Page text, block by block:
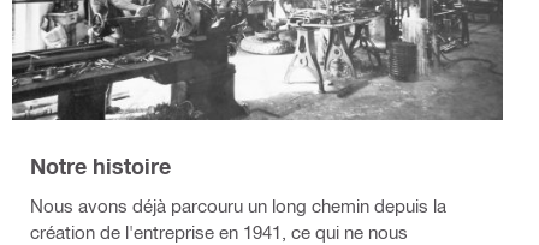
Notre histoire
Nous avons déjà parcouru un long chemin depuis la
création de l'entreprise en 1941, ce qui ne nous